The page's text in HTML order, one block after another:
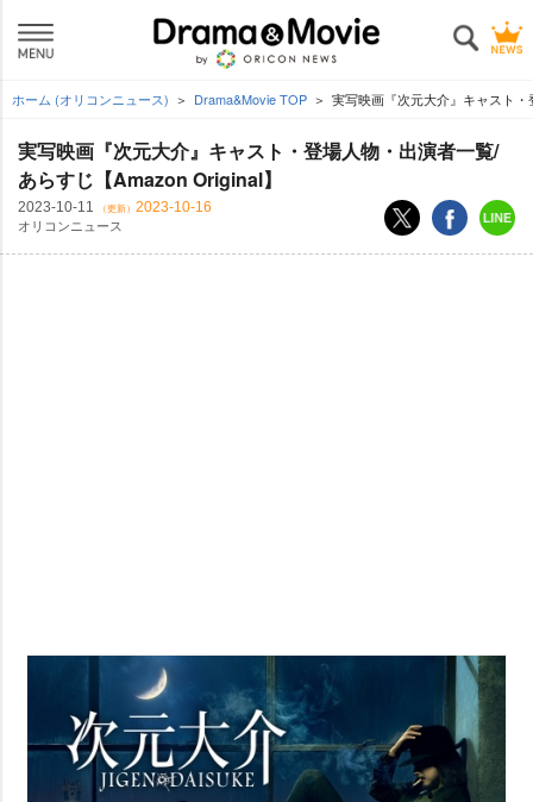
ホーム (オリコンニュース) Drama&Movie TOP 実写映画『次元大介』キャスト
実写映画『次元大介』キャスト・登場人物・出演者一覧/
あらすじ【Amazon Original】
2023-10-11 （更新） 2023-10-16
オリコンニュース